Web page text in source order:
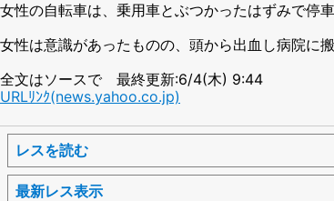
女性の自転車は、乗用車とぶつかったはずみで停
女性は意識があったものの、頭から出血し病院に
全文はソースで 最終更新:6/4(木) 9:44
URLﾘﾝｸ(news.yahoo.co.jp)
レスを読む
最新レス表示